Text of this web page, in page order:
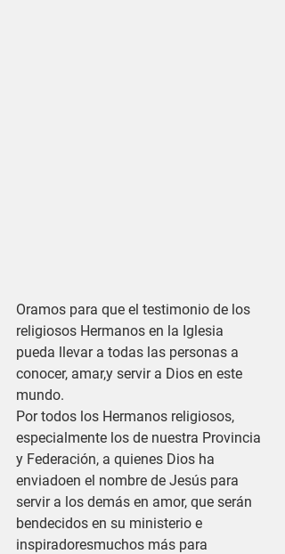
Oramos para que el testimonio de los
religiosos Hermanos en la Iglesia
pueda llevar a todas las personas a
conocer, amar,y servir a Dios en este
mundo.
Por todos los Hermanos religiosos,
especialmente los de nuestra Provincia
y Federación, a quienes Dios ha
enviadoen el nombre de Jesús para
servir a los demás en amor, que serán
bendecidos en su ministerio e
inspiradoresmuchos más para